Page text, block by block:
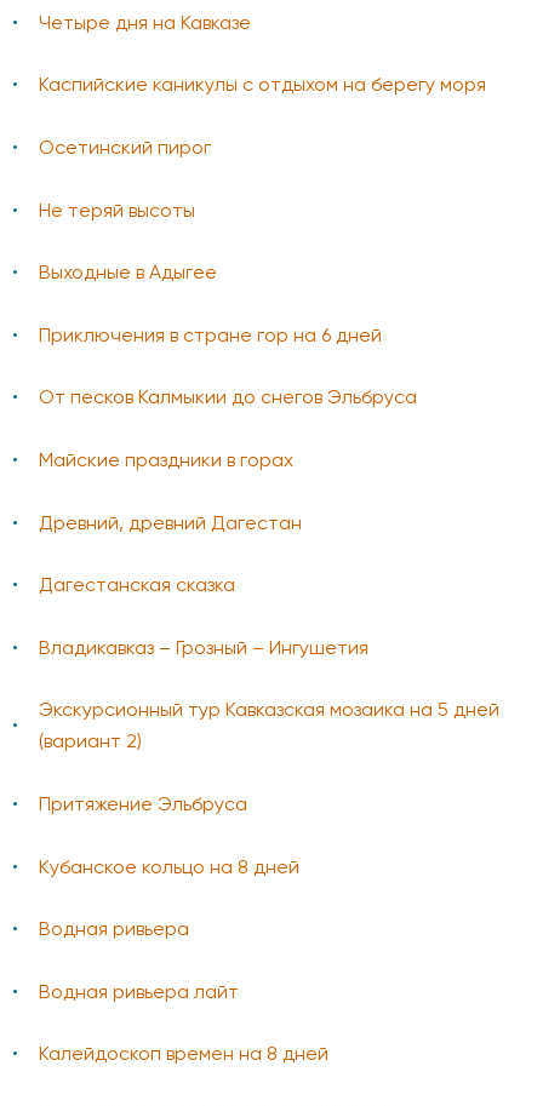
Четыре дня на Кавказе
Каспийские каникулы с отдыхом на берегу моря
Осетинский пирог
Не теряй высоты
Выходные в Адыгее
Приключения в стране гор на 6 дней
От песков Калмыкии до снегов Эльбруса
Майские праздники в горах
Древний, древний Дагестан
Дагестанская сказка
Владикавказ – Грозный – Ингушетия
Экскурсионный тур Кавказская мозаика на 5 дней
(вариант 2)
Притяжение Эльбруса
Кубанское кольцо на 8 дней
Водная ривьера
Водная ривьера лайт
Калейдоскоп времен на 8 дней